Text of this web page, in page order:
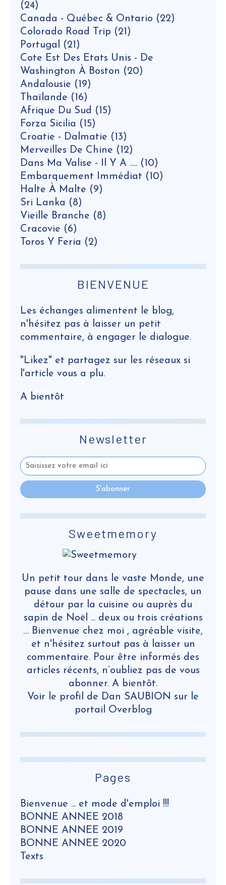
Newsletter
(24)
Canada - Québec & Ontario (22)
Colorado Road Trip (21)
Portugal (21)
Cote Est Des Etats Unis - De
Washington À Boston (20)
Andalousie (19)
Thaïlande (16)
Afrique Du Sud (15)
Forza Sicilia (15)
Croatie - Dalmatie (13)
Merveilles De Chine (12)
Dans Ma Valise - Il Y A ..... (10)
Embarquement Immédiat (10)
Halte À Malte (9)
Sri Lanka (8)
Vieille Branche (8)
Cracovie (6)
Toros Y Feria (2)
Pages
Bienvenue ... et mode d'emploi !!!
BONNE ANNEE 2018
BONNE ANNEE 2019
BONNE ANNEE 2020
Texts
Sweetmemory
Un petit tour dans le vaste Monde, une
pause dans une salle de spectacles, un
détour par la cuisine ou auprès du
sapin de Noël ... deux ou trois créations
… Bienvenue chez moi , agréable visite,
et n'hésitez surtout pas à laisser un
commentaire. Pour être informés des
articles récents, n’oubliez pas de vous
abonner. A bientôt.
Voir le profil de Dan SAUBION sur le
portail Overblog
BIENVENUE
Les échanges alimentent le blog,
n'hésitez pas à laisser un petit
commentaire, à engager le dialogue.
"Likez" et partagez sur les réseaux si
l'article vous a plu.
A bientôt